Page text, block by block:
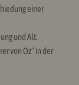
einer
und Alt.
von Oz“ in der